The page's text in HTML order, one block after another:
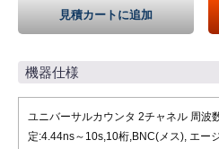
見積カートに追加
機器仕様
ユニバーサルカウンタ 2チャネル 周波
定:4.44ns～10s,10桁,BNC(メス), エー